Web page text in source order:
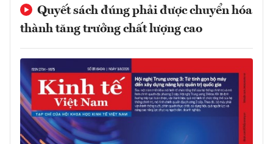
Quyết sách đúng phải được chuyển hóa
thành tăng trưởng chất lượng cao